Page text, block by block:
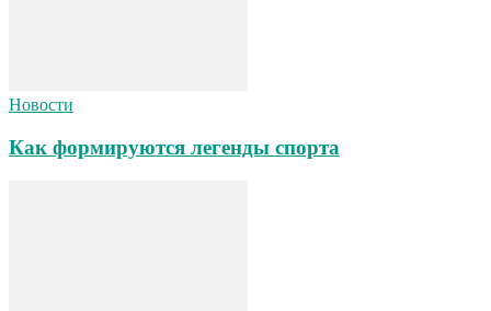
Новости
Как формируются легенды спорта